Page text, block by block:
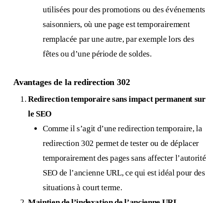
utilisées pour des promotions ou des événements
saisonniers, où une page est temporairement
remplacée par une autre, par exemple lors des
fêtes ou d’une période de soldes.
Avantages de la redirection 302
Redirection temporaire sans impact permanent sur
le SEO
Comme il s’agit d’une redirection temporaire, la
redirection 302 permet de tester ou de déplacer
temporairement des pages sans affecter l’autorité
SEO de l’ancienne URL, ce qui est idéal pour des
situations à court terme.